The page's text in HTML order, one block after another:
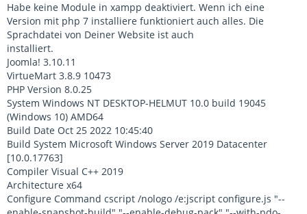
Habe keine Module in xampp deaktiviert. Wenn ich eine
Version mit php 7 installiere funktioniert auch alles. Die
Sprachdatei von Deiner Website ist auch
installiert.
Joomla! 3.10.11
VirtueMart 3.8.9 10473
PHP Version 8.0.25
System Windows NT DESKTOP-HELMUT 10.0 build 19045
(Windows 10) AMD64
Build Date Oct 25 2022 10:45:40
Build System Microsoft Windows Server 2019 Datacenter
[10.0.17763]
Compiler Visual C++ 2019
Architecture x64
Configure Command cscript /nologo /e:jscript configure.js "--